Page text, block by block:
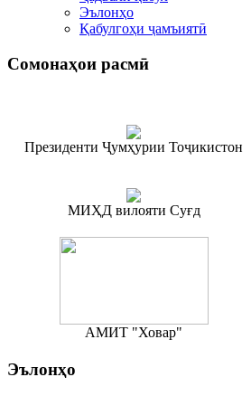
Эълонҳо
Қабулгоҳи ҷамъиятӣ
Сомонаҳои расмӣ
Президенти Ҷумҳурии Тоҷикистон
МИҲД вилояти Суғд
АМИТ "Ховар"
Эълонҳо